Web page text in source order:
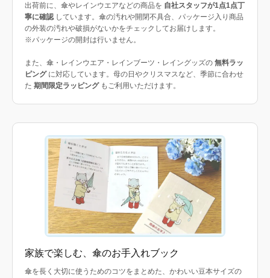
出荷前に、傘やレインウエアなどの商品を 自社スタッフが1点1点丁
寧に確認 しています。傘の汚れや開閉不具合、パッケージ入り商品
の外装の汚れや破損がないかをチェックしてお届けします。
※パッケージの開封は行いません。
また、傘・レインウエア・レインブーツ・レイングッズの 無料ラッ
ピングに対応しています。母の日やクリスマスなど、季節に合わせ
た 期間限定ラッピングもご利用いただけます。
家族で楽しむ、傘のお手入れブック
傘を長く大切に使うためのコツをまとめた、かわいい豆本サイズの